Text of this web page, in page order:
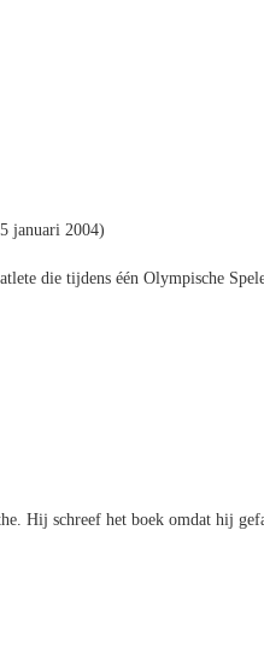
januari 2004)
die tijdens één Olympische
Hij schreef het boek omdat hij